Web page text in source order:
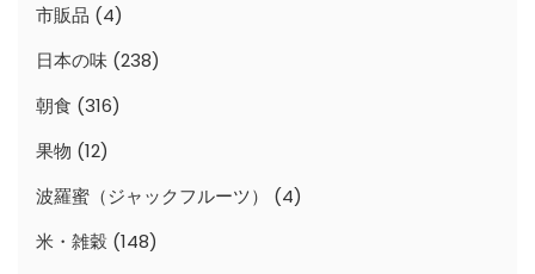
市販品 (4)
日本の味 (238)
朝食 (316)
果物 (12)
波羅蜜（ジャックフルーツ）
(4)
米・雑穀 (148)